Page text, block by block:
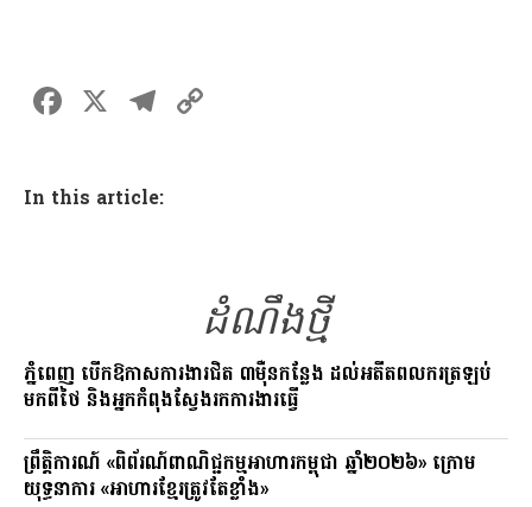
F
ce
b
X T
gr
n
k
In this article:
ដំណឹងថ្មី
ភ្នំពេញ បើកឱកាសការងារជិត ៣ម៉ឺនកន្លែង ដល់អតីតពលករត្រឡប់
មកពីថៃ និងអ្នកកំពុងស្វែងរកការងារធ្វើ
ព្រឹត្តិការណ៍ «ពិព័រណ៍ពាណិជ្ជកម្មអាហារកម្ពុជា ឆ្នាំ២០២៦» ក្រោម
យុទ្ធនាការ «អាហារខ្មែរត្រូវតែខ្លាំង»